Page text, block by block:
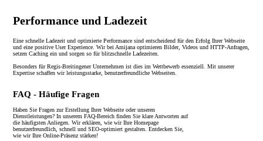
Performance und Ladezeit
Eine schnelle Ladezeit und optimierte Performance sind entscheidend für den Erfolg Ihrer Webseite
und eine positive User Experience. Wir bei Amijana optimieren Bilder, Videos und HTTP-Anfragen,
setzen Caching ein und sorgen so für blitzschnelle Ladezeiten.
Besonders für Regis-Breitingener Unternehmen ist dies im Wettbewerb essenziell. Mit unserer
Expertise schaffen wir leistungsstarke, benutzerfreundliche Webseiten.
FAQ - Häufige Fragen
Haben Sie Fragen zur Erstellung Ihrer Webseite oder unseren
Dienstleistungen? In unserem FAQ-Bereich finden Sie klare Antworten auf
die häufigsten Anliegen. Wir erklären, wie wir Ihre Homepage
benutzerfreundlich, schnell und SEO-optimiert gestalten. Entdecken Sie,
wie wir Ihre Online-Präsenz stärken!